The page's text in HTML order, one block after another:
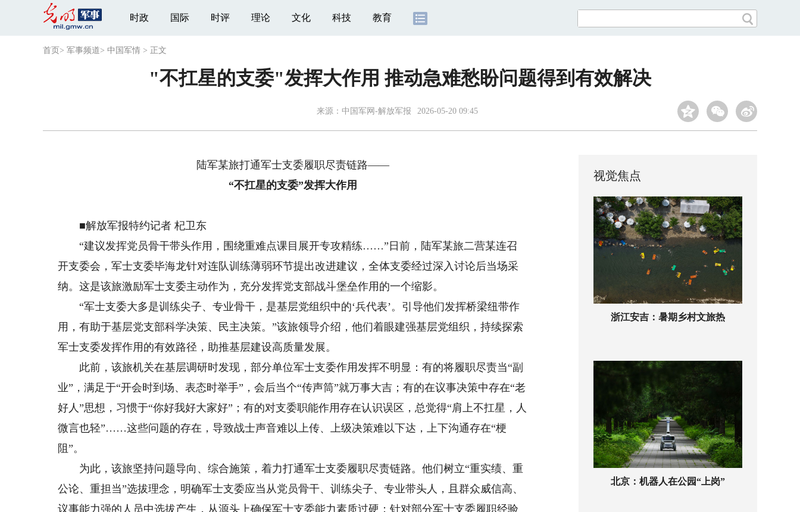
时政 国际 时评 理论 文化 科技 教育
首页 > 军事频道> 中国军情 > 正文
"不扛星的支委"发挥大作用 推动急难愁盼问题得到有效解决
来源： 中国军网-解放军报 2026-05-20 09:45
陆军某旅打通军士支委履职尽责链路——
“不扛星的支委”发挥大作用
■解放军报特约记者 杞卫东
“建议发挥党员骨干带头作用，围绕重难点课目展开专攻精练……”日前，陆军某旅二营某连召
开支委会，军士支委毕海龙针对连队训练薄弱环节提出改进建议，全体支委经过深入讨论后当场采
纳。这是该旅激励军士支委主动作为，充分发挥党支部战斗堡垒作用的一个缩影。
“军士支委大多是训练尖子、专业骨干，是基层党组织中的‘兵代表’。引导他们发挥桥梁纽带作
用，有助于基层党支部科学决策、民主决策。”该旅领导介绍，他们着眼建强基层党组织，持续探索
军士支委发挥作用的有效路径，助推基层建设高质量发展。
此前，该旅机关在基层调研时发现，部分单位军士支委作用发挥不明显：有的将履职尽责当“副
业”，满足于“开会时到场、表态时举手”，会后当个“传声筒”就万事大吉；有的在议事决策中存在“老
好人”思想，习惯于“你好我好大家好”；有的对支委职能作用存在认识误区，总觉得“肩上不扛星，人
微言也轻”……这些问题的存在，导致战士声音难以上传、上级决策难以下达，上下沟通存在“梗
阻”。
为此，该旅坚持问题导向、综合施策，着力打通军士支委履职尽责链路。他们树立“重实绩、重
公论、重担当”选拔理念，明确军士支委应当从党员骨干、训练尖子、专业带头人，且群众威信高、
议事能力强的人员中选拔产生，从源头上确保军士支委能力素质过硬；针对部分军士支委履职经验
视觉焦点
浙江安吉：暑期乡村文旅热
北京：机器人在公园“上岗”